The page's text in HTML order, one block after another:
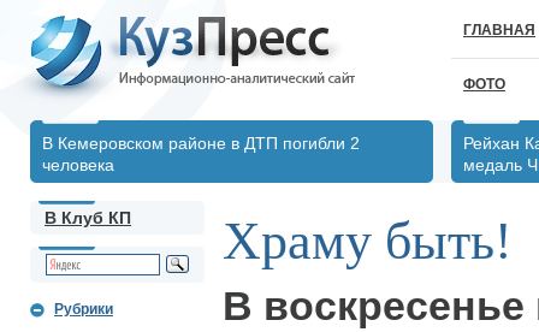
ГЛАВНАЯ
ФОТО
В Кемеровском районе в ДТП погибли 2
человека
Рейхан
медаль
В Клуб КП
Рубрики
Храму быть!
В